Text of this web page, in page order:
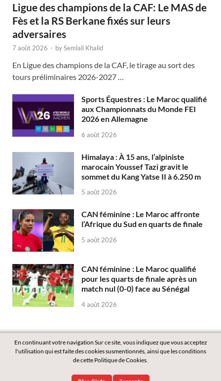
Ligue des champions de la CAF: Le MAS de
Fès et la RS Berkane fixés sur leurs
adversaires
7 août 2026 - bySemlali Khalid
En Ligue des champions de la CAF, le tirage au sort des
tours préliminaires 2026-2027 …
Sports Équestres : Le Maroc qualifié
aux Championnats du Monde FEI
2026 en Allemagne
6 août 2026
Himalaya : À 15 ans, l’alpiniste
marocain Youssef Tazi gravit le
sommet du Kang Yatse II à 6.250 m
5 août 2026
CAN féminine : Le Maroc affronte
l’Afrique du Sud en quarts de finale
5 août 2026
CAN féminine : Le Maroc qualifié
pour les quarts de finale après un
match nul (0-0) face au Sénégal
4 août 2026
En continuant votre navigation Sur ce site, vous indiquez que vous acceptez
l'utilisation qui est faite des cookies susmentionnés, ainsi que les conditions
de cette Politique de Cookies.